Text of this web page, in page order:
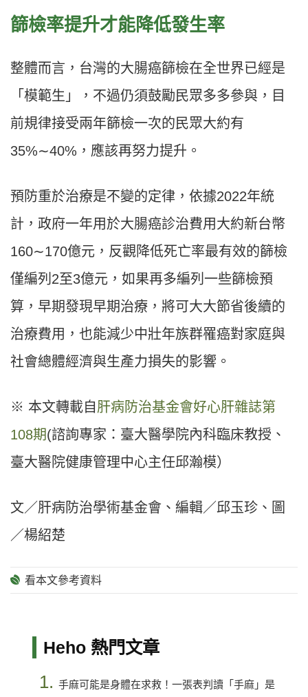
篩檢率提升才能降低發生率
整體而言，台灣的大腸癌篩檢在全世界已經是
「模範生」，不過仍須鼓勵民眾多多參與，目
前規律接受兩年篩檢一次的民眾大約有
35%∼40%，應該再努力提升。
預防重於治療是不變的定律，依據2022年統
計，政府一年用於大腸癌診治費用大約新台幣
160∼170億元，反觀降低死亡率最有效的篩檢
僅編列2至3億元，如果再多編列一些篩檢預
算，早期發現早期治療，將可大大節省後續的
治療費用，也能減少中壯年族群罹癌對家庭與
社會總體經濟與生產力損失的影響。
※ 本文轉載自 肝病防治基金會好心肝雜誌第
108期(諮詢專家：臺大醫學院內科臨床教授、
臺大醫院健康管理中心主任邱瀚模）
文／肝病防治學術基金會、編輯／邱玉珍、圖
／楊紹楚
Heho 熱門文章
1. 手麻可能是身體在求救！一張表判讀「手麻」是